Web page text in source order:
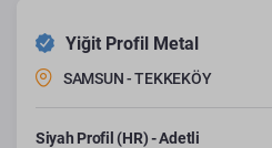
Yiğit Profil Metal
SAMSUN - TEKKEKÖY
Siyah Profil (HR) - Adetli